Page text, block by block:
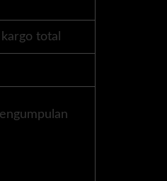
total